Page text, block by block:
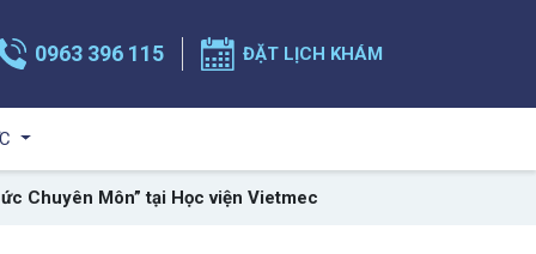
0963 396 115 ĐẶT LỊCH KHÁM
Chuyên Môn” tại Học viện Vietmec